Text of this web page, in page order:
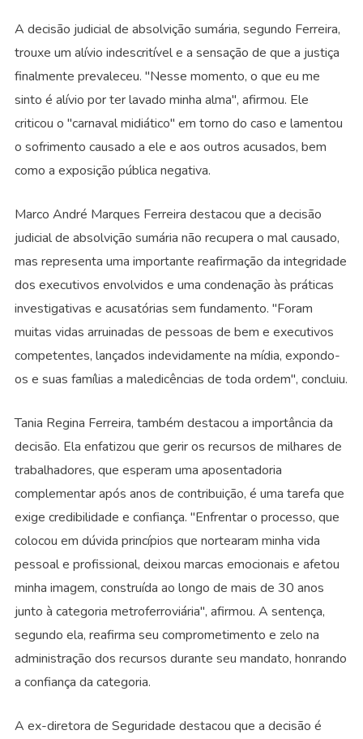
A decisão judicial de absolvição sumária, segundo Ferreira,
trouxe um alívio indescritível e a sensação de que a justiça
finalmente prevaleceu. "Nesse momento, o que eu me
sinto é alívio por ter lavado minha alma", afirmou. Ele
criticou o "carnaval midiático" em torno do caso e lamentou
o sofrimento causado a ele e aos outros acusados, bem
como a exposição pública negativa.
Marco André Marques Ferreira destacou que a decisão
judicial de absolvição sumária não recupera o mal causado,
mas representa uma importante reafirmação da integridade
dos executivos envolvidos e uma condenação às práticas
investigativas e acusatórias sem fundamento. "Foram
muitas vidas arruinadas de pessoas de bem e executivos
competentes, lançados indevidamente na mídia, expondo-
os e suas famílias a maledicências de toda ordem", concluiu.
Tania Regina Ferreira, também destacou a importância da
decisão. Ela enfatizou que gerir os recursos de milhares de
trabalhadores, que esperam uma aposentadoria
complementar após anos de contribuição, é uma tarefa que
exige credibilidade e confiança. "Enfrentar o processo, que
colocou em dúvida princípios que nortearam minha vida
pessoal e profissional, deixou marcas emocionais e afetou
minha imagem, construída ao longo de mais de 30 anos
junto à categoria metroferroviária", afirmou. A sentença,
segundo ela, reafirma seu comprometimento e zelo na
administração dos recursos durante seu mandato, honrando
a confiança da categoria.
A ex-diretora de Seguridade destacou que a decisão é